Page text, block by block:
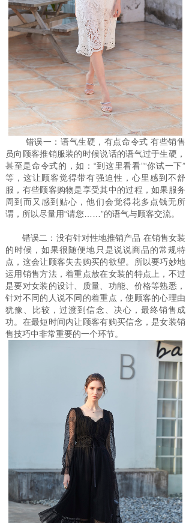
错误一：语气生硬，有点命令式 有些销售
员向顾客推销服装的时候说话的语气过于生硬，
甚至是命令式的，如：“到这里看看”“你试一下”
等，这让顾客觉得带有强迫性，心里感到不舒
服，有些顾客购物是享受其中的过程，如果服务
周到而又感到贴心，他们会觉得花多点钱无所
谓，所以尽量用“请您……”的语气与顾客交流。
错误二：没有针对性地推销产品 在销售女装
的时候，如果很随便地只是说说商品的常规特
点，这会让顾客失去购买的欲望。所以要巧妙地
运用销售方法，着重点放在女装的特点上，不过
是要对女装的设计、质量、功能、价格等熟悉，
针对不同的人说不同的着重点，使顾客的心理由
犹豫、比较，过渡到信念、决心，最终销售成
功。在最短时间内让顾客有购买信念，是女装销
售技巧中非常重要的一个环节。